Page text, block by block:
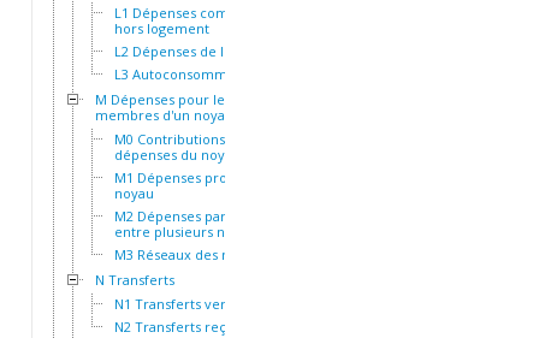
L1 Dépenses communes
hors logement
L2 Dépenses de logement
L3 Autoconsommation
M Dépenses pour les
membres d'un noyau
M0 Contributions aux
dépenses du noyau
M1 Dépenses propres au
noyau
M2 Dépenses partagées
entre plusieurs noyaux
M3 Réseaux des noyaux
N Transferts
N1 Transferts versés
N2 Transferts reçus